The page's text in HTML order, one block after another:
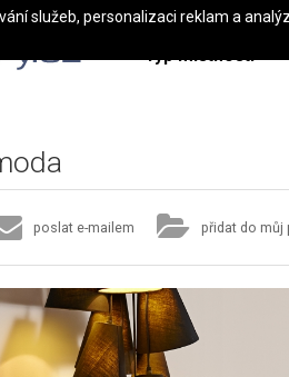
Typ místnosti
poslat e-mailem přidat do můj
služeb, personalizaci reklam a